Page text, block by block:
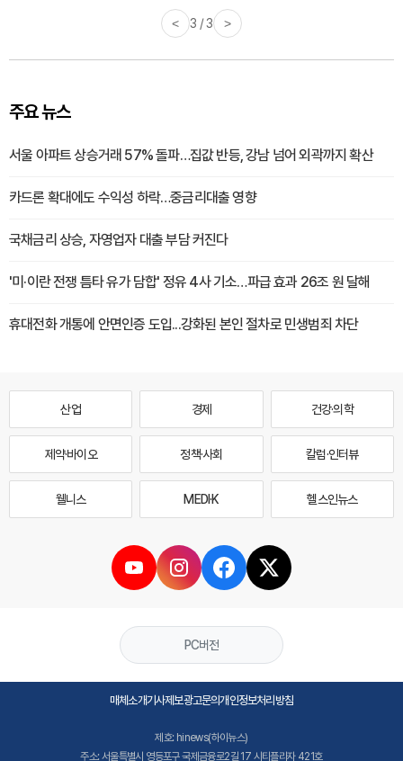
< 3 / 3 >
주요 뉴스
서울 아파트 상승거래 57% 돌파…집값 반등, 강남 넘어 외곽까지 확산
카드론 확대에도 수익성 하락…중금리대출 영향
국채금리 상승, 자영업자 대출 부담 커진다
'미·이란 전쟁 틈타 유가 담합' 정유 4사 기소…파급 효과 26조 원 달해
휴대전화 개통에 안면인증 도입...강화된 본인 절차로 민생범죄 차단
산업 경제 건강·의학
제약·바이오 정책·사회 칼럼·인터뷰
웰니스 MEDI·K 헬스인뉴스
PC버전
매체소개기사제보광고문의개인정보처리방침
제호: hinews(하이뉴스)
주소: 서울특별시 영등포구 국제금융로2길 17 시티플라자 421호